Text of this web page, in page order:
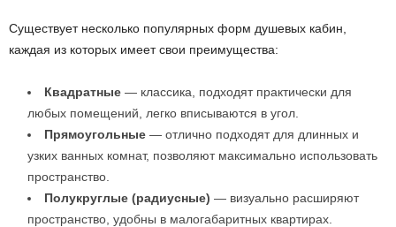
Существует несколько популярных форм душевых кабин,
каждая из которых имеет свои преимущества:
Квадратные — классика, подходят практически для
любых помещений, легко вписываются в угол.
Прямоугольные — отлично подходят для длинных и
узких ванных комнат, позволяют максимально использовать
пространство.
Полукруглые (радиусные) — визуально расширяют
пространство, удобны в малогабаритных квартирах.